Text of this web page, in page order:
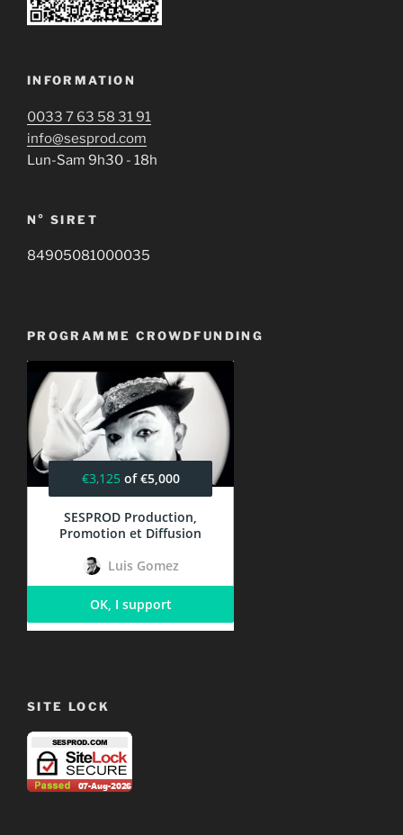
INFORMATION
0033 7 63 58 31 91
info@sesprod.com
Lun-Sam 9h30 - 18h
N° SIRET
84905081000035
PROGRAMME CROWDFUNDING
SITE LOCK